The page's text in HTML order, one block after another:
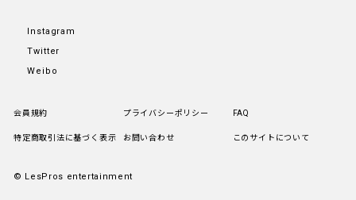
Instagram
Twitter
Weibo
会員規約 プライバシーポリシー FAQ
特定商取引法に基づく表示 お問い合わせ このサイトについて
© LesPros entertainment